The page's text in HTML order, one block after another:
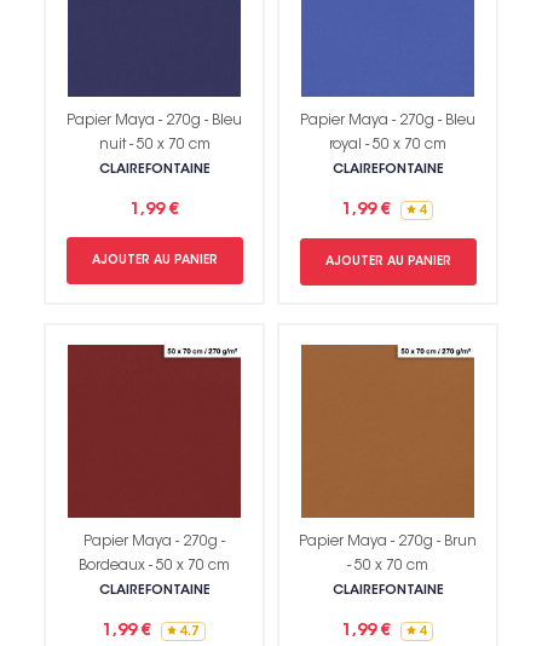
Papier Maya - 270g - Bleu
nuit - 50 x 70 cm
CLAIREFONTAINE
1,99 €
AJOUTER AU PANIER
Papier Maya - 270g - Bleu
royal - 50 x 70 cm
CLAIREFONTAINE
1,99 € 4
AJOUTER AU PANIER
Papier Maya - 270g -
Bordeaux - 50 x 70 cm
CLAIREFONTAINE
1,99 € 4.7
Papier Maya - 270g - Brun
- 50 x 70 cm
CLAIREFONTAINE
1,99 € 4